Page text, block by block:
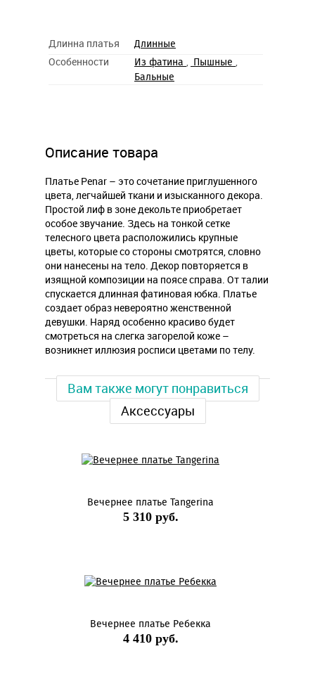
Длинна платья Длинные
Особенности Из фатина , Пышные ,
Бальные
Описание товара
Платье Penar – это сочетание приглушенного
цвета, легчайшей ткани и изысканного декора.
Простой лиф в зоне декольте приобретает
особое звучание. Здесь на тонкой сетке
телесного цвета расположились крупные
цветы, которые со стороны смотрятся, словно
они нанесены на тело. Декор повторяется в
изящной композиции на поясе справа. От талии
спускается длинная фатиновая юбка. Платье
создает образ невероятно женственной
девушки. Наряд особенно красиво будет
смотреться на слегка загорелой коже –
возникнет иллюзия росписи цветами по телу.
Вам также могут понравиться
Аксессуары
Вечернее платье Tangerina
5 310 руб.
Вечернее платье Ребекка
4 410 руб.